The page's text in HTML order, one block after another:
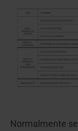
Normalmente